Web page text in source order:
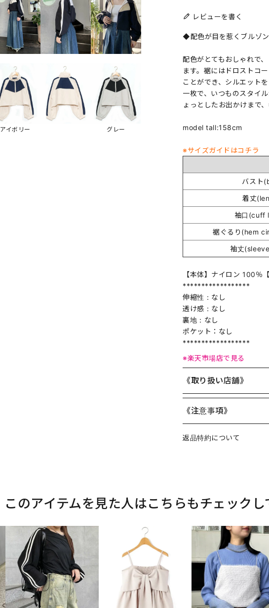
アイボリー グレー
レビューを書く
◆配色が目を惹くブルゾ
配色がとてもおしゃれで
ます。裾にはドロストコ
ことができ、シルエット
一枚で、いつものスタイ
ょっとしたお出かけまで
model tall:158cm
※サイズガイドはコチラ
バスト
着丈
袖口(cuff
裾ぐるり(hem
袖丈
【本体】ナイロン 100％
******************
伸縮性：なし
透け感：なし
裏地：なし
ポケット：なし
******************
※楽天市場店で見る
《取り扱い店舗》
《注意事項》
返品特約について
このアイテムを見た人はこちらもチェックし